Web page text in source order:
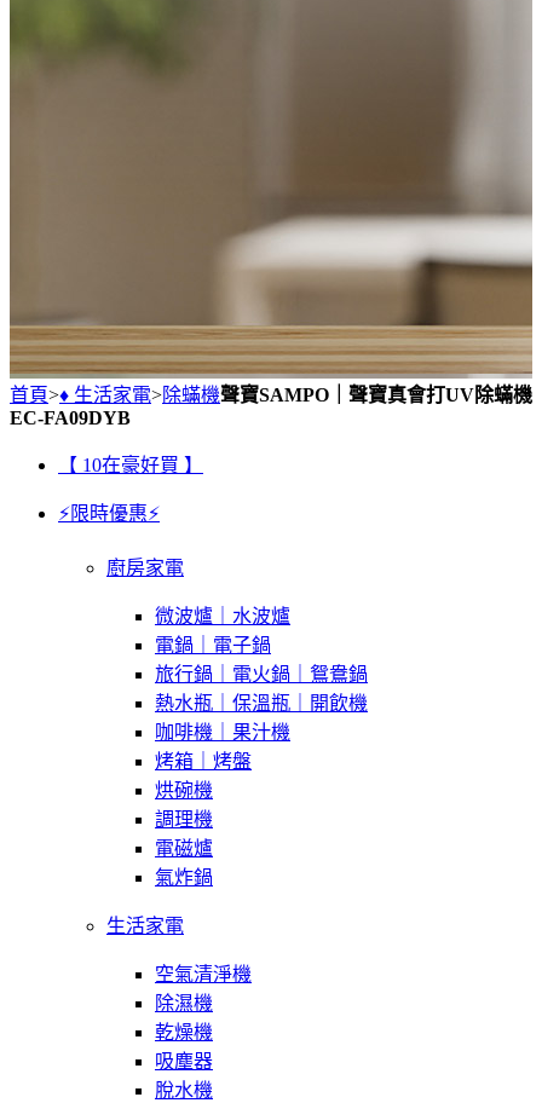
首頁>♦ 生活家電>除蟎機聲寶SAMPO｜聲寶真會打UV除蟎機
EC-FA09DYB
【 10在豪好買 】
⚡限時優惠⚡
廚房家電
微波爐｜水波爐
電鍋｜電子鍋
旅行鍋｜電火鍋｜鴛鴦鍋
熱水瓶｜保溫瓶｜開飲機
咖啡機｜果汁機
烤箱｜烤盤
烘碗機
調理機
電磁爐
氣炸鍋
生活家電
空氣清淨機
除濕機
乾燥機
吸塵器
脫水機